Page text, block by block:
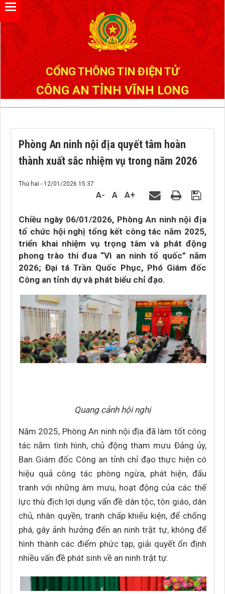
CỔNG THÔNG TIN ĐIỆN TỬ
CÔNG AN TỈNH VĨNH LONG
Phòng An ninh nội địa quyết tâm hoàn
thành xuất sắc nhiệm vụ trong năm 2026
Thứ hai - 12/01/2026 15:37
A- A A+
Chiều ngày 06/01/2026, Phòng An ninh nội địa
tổ chức hội nghị tổng kết công tác năm 2025,
triển khai nhiệm vụ trọng tâm và phát động
phong trào thi đua “Vì an ninh tổ quốc” năm
2026; Đại tá Trần Quốc Phục, Phó Giám đốc
Công an tỉnh dự và phát biểu chỉ đạo.
Quang cảnh hội nghị
Năm 2025, Phòng An ninh nội địa đã làm tốt công
tác nắm tình hình, chủ động tham mưu Đảng ủy,
Ban Giám đốc Công an tỉnh chỉ đạo thực hiện có
hiệu quả công tác phòng ngừa, phát hiện, đấu
tranh với những âm mưu, hoạt động của các thế
lực thù địch lợi dụng vấn đề dân tộc, tôn giáo, dân
chủ, nhân quyền, tranh chấp khiếu kiện, để chống
phá, gây ảnh hưởng đến an ninh trật tự, không để
hình thành các điểm phức tạp, giải quyết ổn định
nhiều vấn đề phát sinh về an ninh trật tự.